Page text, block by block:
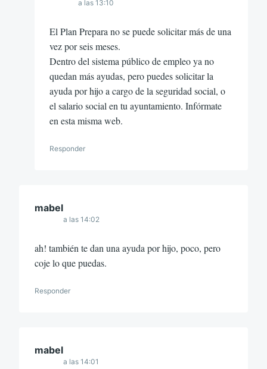
a las 13:10
El Plan Prepara no se puede solicitar más de una
vez por seis meses.
Dentro del sistema público de empleo ya no
quedan más ayudas, pero puedes solicitar la
ayuda por hijo a cargo de la seguridad social, o
el salario social en tu ayuntamiento. Infórmate
en esta misma web.
Responder
mabel
a las 14:02
ah! también te dan una ayuda por hijo, poco, pero
coje lo que puedas.
Responder
mabel
a las 14:01